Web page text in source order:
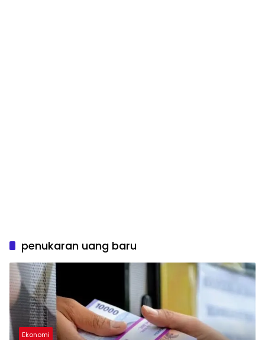
penukaran uang baru
Ekonomi